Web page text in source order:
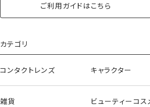
ご利用ガイドはこちら
カテゴリ
コンタクトレンズ キャラクター
雑貨 ビューティーコス